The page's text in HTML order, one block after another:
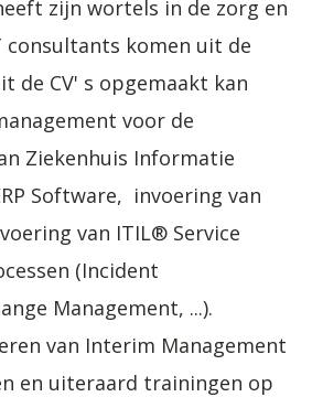
zijn wortels in de zorg en
consultants komen uit de
de CV' s opgemaakt kan
voor de
Ziekenhuis Informatie
Software, invoering van
van ITIL® Service
(Incident
Management, ...).
van Interim Management
en uiteraard trainingen op